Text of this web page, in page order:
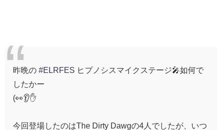
昨晩の #ELRFES ヒプノシスマイクステージ🎤如何で
したかー
(👀👂✋
今回登場したのはThe Dirty Dawgの4人でしたが、いつ